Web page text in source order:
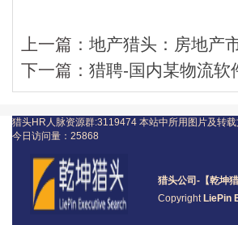
上一篇： 地产猎头：房地产
下一篇： 猎聘-国内某物流软
猎头公司 -【乾坤
Copyright LiePin
猎头HR人脉资源群:3119474 本站中所用图片及转
今日访问量： 25868